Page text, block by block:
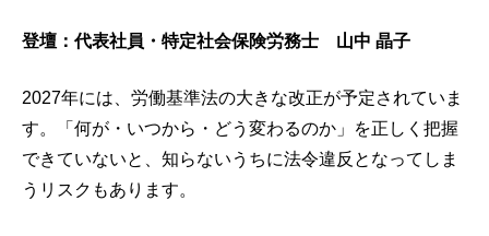
登壇：代表社員・特定社会保険労務士 山中 晶子
2027年には、労働基準法の大きな改正が予定されていま
す。「何が・いつから・どう変わるのか」を正しく把握
できていないと、知らないうちに法令違反となってしま
うリスクもあります。